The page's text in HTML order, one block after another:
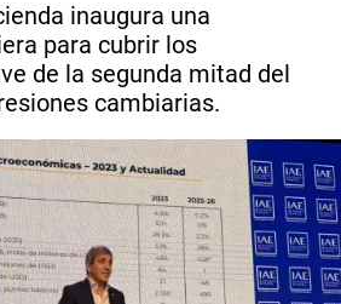
inaugura una
para cubrir los
de la segunda mitad del
cambiarias.